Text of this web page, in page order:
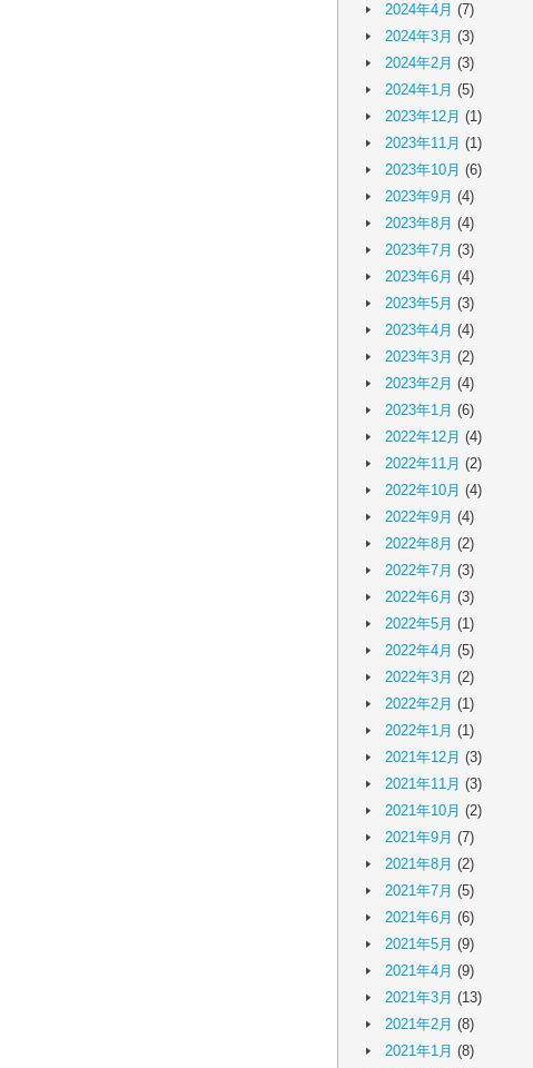
2024年4月 (7)
2024年3月 (3)
2024年2月 (3)
2024年1月 (5)
2023年12月 (1)
2023年11月 (1)
2023年10月 (6)
2023年9月 (4)
2023年8月 (4)
2023年7月 (3)
2023年6月 (4)
2023年5月 (3)
2023年4月 (4)
2023年3月 (2)
2023年2月 (4)
2023年1月 (6)
2022年12月 (4)
2022年11月 (2)
2022年10月 (4)
2022年9月 (4)
2022年8月 (2)
2022年7月 (3)
2022年6月 (3)
2022年5月 (1)
2022年4月 (5)
2022年3月 (2)
2022年2月 (1)
2022年1月 (1)
2021年12月 (3)
2021年11月 (3)
2021年10月 (2)
2021年9月 (7)
2021年8月 (2)
2021年7月 (5)
2021年6月 (6)
2021年5月 (9)
2021年4月 (9)
2021年3月 (13)
2021年2月 (8)
2021年1月 (8)